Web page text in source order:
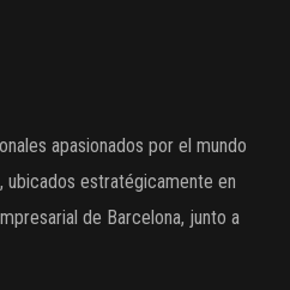
apasionados por el mundo
ubicados estratégicamente en
de Barcelona, junto a